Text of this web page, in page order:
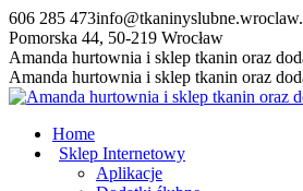
Przewiń
do
zawartości
606 285 473
Pomorska 44, 50-219 Wrocław
Facebook
page
opens
new
window
Amanda hurtownia i sklep tkanin oraz
Amanda hurtownia i sklep tkanin oraz
Home
Sklep Internetowy
Aplikacje